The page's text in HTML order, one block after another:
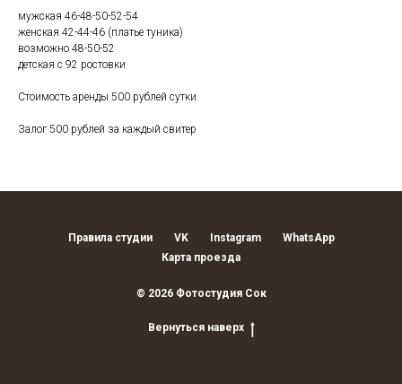
мужская 46-48-50-52-54
женская 42-44-46 (платье туника)
возможно 48-50-52
детская с 92 ростовки
Стоимость аренды 500 рублей сутки
Залог 500 рублей за каждый свитер
Правила студии VK Instagram
WhatsApp
Карта проезда
© 2026 Фотостудия Сок
Вернуться наверх